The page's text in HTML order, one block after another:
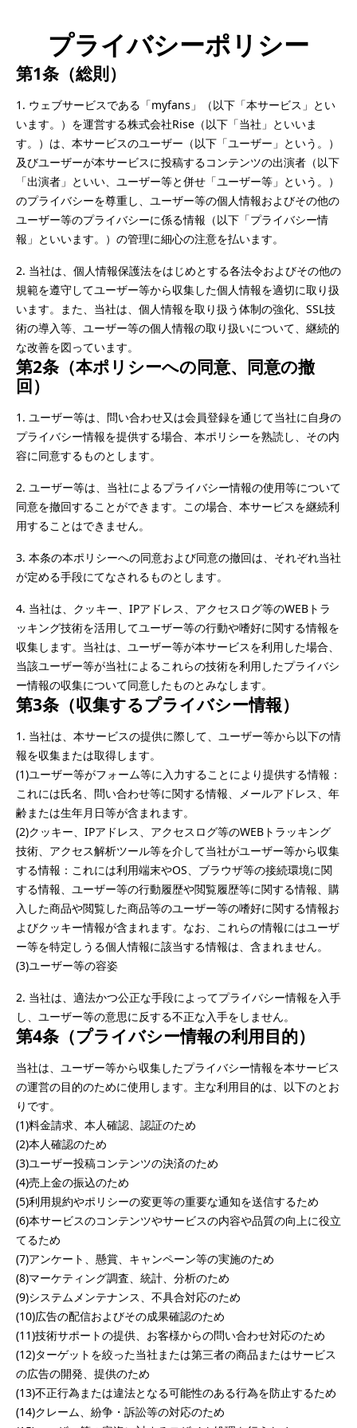
プライバシーポリシー
第1条（総則）
1.	ウェブサービスである「myfans」（以下「本サービス」とい
います。）を運営する株式会社Rise（以下「当社」といいま
す。）は、本サービスのユーザー（以下「ユーザー」という。）
及びユーザーが本サービスに投稿するコンテンツの出演者（以下
「出演者」といい、ユーザー等と併せ「ユーザー等」という。）
のプライバシーを尊重し、ユーザー等の個人情報およびその他の
ユーザー等のプライバシーに係る情報（以下「プライバシー情
報」といいます。）の管理に細心の注意を払います。
2.	当社は、個人情報保護法をはじめとする各法令およびその他の
規範を遵守してユーザー等から収集した個人情報を適切に取り扱
います。また、当社は、個人情報を取り扱う体制の強化、SSL技
術の導入等、ユーザー等の個人情報の取り扱いについて、継続的
な改善を図っています。
第2条（本ポリシーへの同意、同意の撤
回）
1.	ユーザー等は、問い合わせ又は会員登録を通じて当社に自身の
プライバシー情報を提供する場合、本ポリシーを熟読し、その内
容に同意するものとします。
2.	ユーザー等は、当社によるプライバシー情報の使用等について
同意を撤回することができます。この場合、本サービスを継続利
用することはできません。
3.	本条の本ポリシーへの同意および同意の撤回は、それぞれ当社
が定める手段にてなされるものとします。
4.	当社は、クッキー、IPアドレス、アクセスログ等のWEBトラ
ッキング技術を活用してユーザー等の行動や嗜好に関する情報を
収集します。当社は、ユーザー等が本サービスを利用した場合、
当該ユーザー等が当社によるこれらの技術を利用したプライバシ
ー情報の収集について同意したものとみなします。
第3条（収集するプライバシー情報）
1.	当社は、本サービスの提供に際して、ユーザー等から以下の情
報を収集または取得します。
(1)ユーザー等がフォーム等に入力することにより提供する情報：
これには氏名、問い合わせ等に関する情報、メールアドレス、年
齢または生年月日等が含まれます。
(2)クッキー、IPアドレス、アクセスログ等のWEBトラッキング
技術、アクセス解析ツール等を介して当社がユーザー等から収集
する情報：これには利用端末やOS、ブラウザ等の接続環境に関
する情報、ユーザー等の行動履歴や閲覧履歴等に関する情報、購
入した商品や閲覧した商品等のユーザー等の嗜好に関する情報お
よびクッキー情報が含まれます。なお、これらの情報にはユーザ
ー等を特定しうる個人情報に該当する情報は、含まれません。
(3)ユーザー等の容姿
2.	当社は、適法かつ公正な手段によってプライバシー情報を入手
し、ユーザー等の意思に反する不正な入手をしません。
第4条（プライバシー情報の利用目的）
当社は、ユーザー等から収集したプライバシー情報を本サービス
の運営の目的のために使用します。主な利用目的は、以下のとお
りです。
(1)料金請求、本人確認、認証のため
(2)本人確認のため
(3)ユーザー投稿コンテンツの決済のため
(4)売上金の振込のため
(5)利用規約やポリシーの変更等の重要な通知を送信するため
(6)本サービスのコンテンツやサービスの内容や品質の向上に役立
てるため
(7)アンケート、懸賞、キャンペーン等の実施のため
(8)マーケティング調査、統計、分析のため
(9)システムメンテナンス、不具合対応のため
(10)広告の配信およびその成果確認のため
(11)技術サポートの提供、お客様からの問い合わせ対応のため
(12)ターゲットを絞った当社または第三者の商品またはサービス
の広告の開発、提供のため
(13)不正行為または違法となる可能性のある行為を防止するため
(14)クレーム、紛争・訴訟等の対応のため